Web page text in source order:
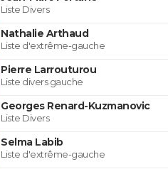
Liste Divers
Nathalie Arthaud
Liste d'extrême-gauche
Pierre Larrouturou
Liste divers gauche
Georges Renard-Kuzmanovic
Liste Divers
Selma Labib
Liste d'extrême-gauche